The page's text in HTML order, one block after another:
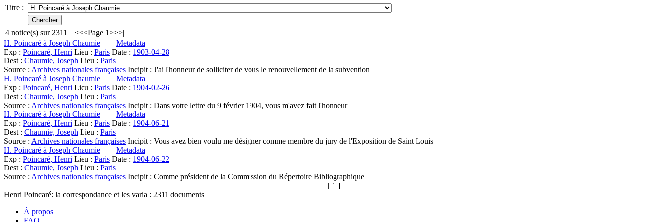
Titre :
4 notice(s) sur 2311 |<<<Page 1>>>|
H. Poincaré à Joseph Chaumie
Metadata
Exp : Poincaré, Henri Lieu : Paris Date : 1903-04-28
Dest : Chaumie, Joseph Lieu : Paris
Source : Archives nationales françaises Incipit : J'ai l'honneur de solliciter de vous le renouvellement de la subvention
H. Poincaré à Joseph Chaumie
Metadata
Exp : Poincaré, Henri Lieu : Paris Date : 1904-02-26
Dest : Chaumie, Joseph Lieu : Paris
Source : Archives nationales françaises Incipit : Dans votre lettre du 9 février 1904, vous m'avez fait l'honneur
H. Poincaré à Joseph Chaumie
Metadata
Exp : Poincaré, Henri Lieu : Paris Date : 1904-06-21
Dest : Chaumie, Joseph Lieu : Paris
Source : Archives nationales françaises Incipit : Vous avez bien voulu me désigner comme membre du jury de l'Exposition de Saint Louis
H. Poincaré à Joseph Chaumie
Metadata
Exp : Poincaré, Henri Lieu : Paris Date : 1904-06-22
Dest : Chaumie, Joseph Lieu : Paris
Source : Archives nationales françaises Incipit : Comme président de la Commission du Répertoire Bibliographique
[ 1 ]
Henri Poincaré: la correspondance et les varia : 2311 documents
À propos
FAQ